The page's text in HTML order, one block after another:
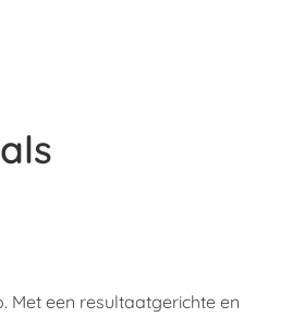
Met een resultaatgerichte en